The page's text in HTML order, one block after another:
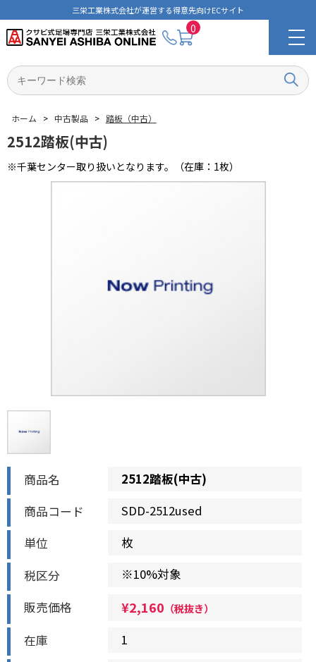
三栄工業株式会社が運営する得意先向けECサイト
0
マイページ ご利用ガイド
クサビ式足場Aタイプ
ホーム > 中古製品 > 踏板（中古）
2512踏板(中古)
※千葉センター取り扱いとなります。（在庫：1枚）
商品名
2512踏板(中古)
商品コード
SDD-2512used
単位
枚
税区分
※10%対象
販売価格
¥2,160 （税抜き）
在庫
1